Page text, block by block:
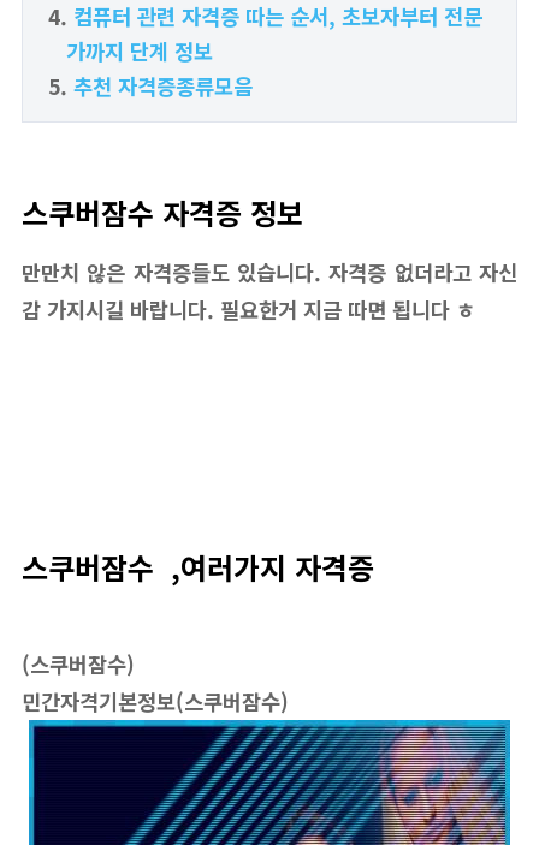
컴퓨터 관련 자격증 따는 순서, 초보자부터 전문
가까지 단계 정보
추천 자격증종류모음
스쿠버잠수 자격증 정보
만만치 않은 자격증들도 있습니다. 자격증 없더라고 자신
감 가지시길 바랍니다. 필요한거 지금 따면 됩니다 ㅎ
스쿠버잠수 ,여러가지 자격증
(스쿠버잠수)
민간자격기본정보(스쿠버잠수)